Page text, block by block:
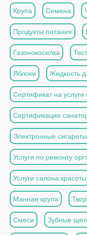
Крупа Семена
Продукты питания
Газонокосилка
Яблоки Жидкость
Сертификат на
Сертификация
Электронные сигареты
Услуги по ремонту
Услуги салона красоты
Манная крупа
Смеси Зубные